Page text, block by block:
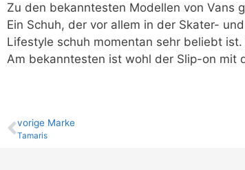
Zu den bekanntesten Modellen von Vans
Ein Schuh, der vor allem in der Skater-
Lifestyle schuh momentan sehr beliebt
Am bekanntesten ist wohl der Slip-on mit
vo­ri­ge Marke
Tamaris